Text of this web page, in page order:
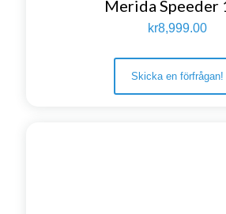
Merida Speeder
kr8,999.00
Skicka en förfrågan!